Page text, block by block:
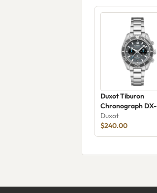
Duxot Tiburon
Chronograph DX-
2062-11
Duxot
$240.00